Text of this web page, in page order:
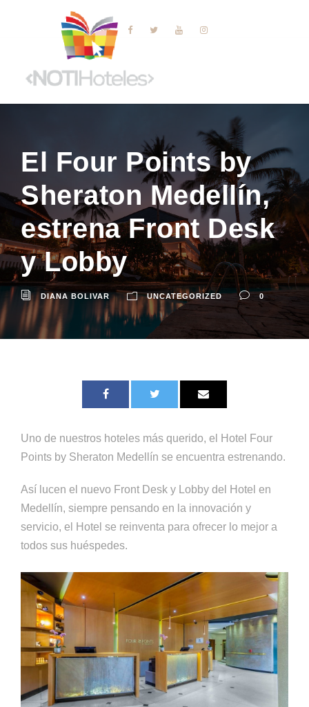
El Four Points by
Sheraton Medellín,
estrena Front Desk
y Lobby
DIANA BOLIVAR UNCATEGORIZED 0
Uno de nuestros hoteles más querido, el Hotel Four
Points by Sheraton Medellín se encuentra estrenando.
Así lucen el nuevo Front Desk y Lobby del Hotel en
Medellín, siempre pensando en la innovación y
servicio, el Hotel se reinventa para ofrecer lo mejor a
todos sus huéspedes.